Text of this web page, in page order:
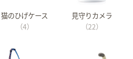
猫のひげケース
（4）
見守りカメラ
（22）